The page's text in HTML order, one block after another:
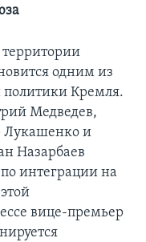
одним из
Кремля.
Медведев,
Лукашенко и
Назарбаев
интеграции на
вице-премьер